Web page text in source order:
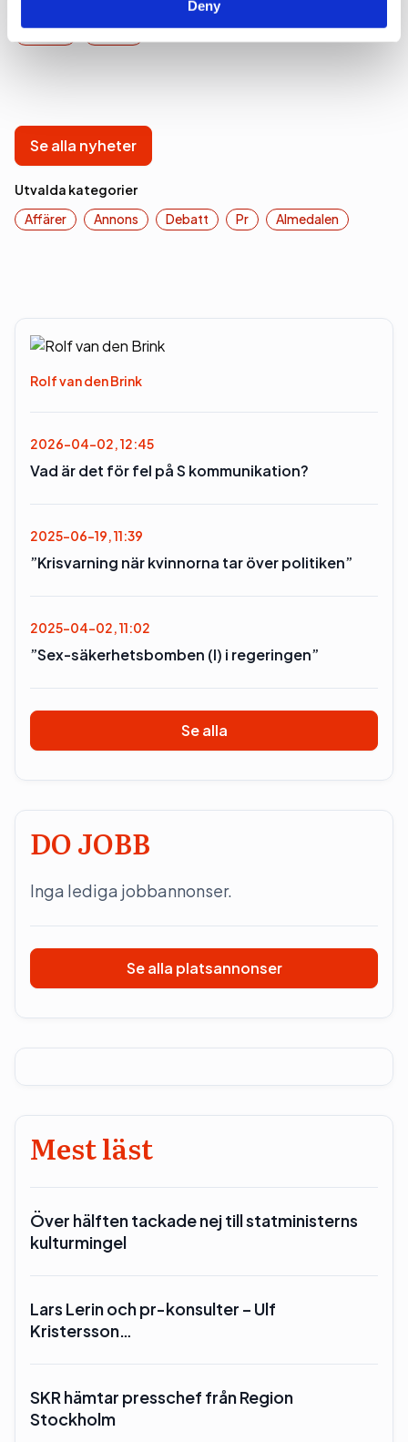
Deny
Affärer Medier
Se alla nyheter
Utvalda kategorier
Affärer
Annons Debatt Pr Almedalen
Rolf van den Brink
2026-04-02, 12:45
Vad är det för fel på S kommunikation?
2025-06-19, 11:39
”Krisvarning när kvinnorna tar över politiken”
2025-04-02, 11:02
”Sex-säkerhetsbomben (l) i regeringen”
Se alla
DO JOBB
Inga lediga jobbannonser.
Se alla platsannonser
Mest läst
Över hälften tackade nej till statministerns
kulturmingel
Lars Lerin och pr-konsulter – Ulf
Kristersson…
SKR hämtar presschef från Region
Stockholm